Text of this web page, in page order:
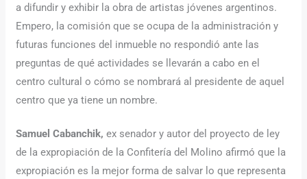
a difundir y exhibir la obra de artistas jóvenes argentinos.
Empero, la comisión que se ocupa de la administración y
futuras funciones del inmueble no respondió ante las
preguntas de qué actividades se llevarán a cabo en el
centro cultural o cómo se nombrará al presidente de aquel
centro que ya tiene un nombre.
Samuel Cabanchik, ex senador y autor del proyecto de ley
de la expropiación de la Confitería del Molino afirmó que la
expropiación es la mejor forma de salvar lo que representa